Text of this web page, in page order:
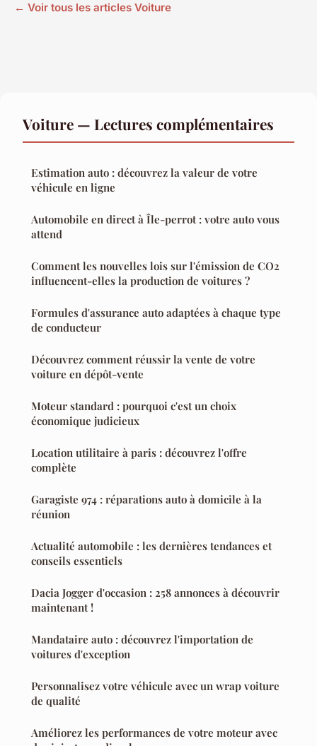
← Voir tous les articles Voiture
Voiture — Lectures complémentaires
Estimation auto : découvrez la valeur de votre
véhicule en ligne
Automobile en direct à Île-perrot : votre auto vous
attend
Comment les nouvelles lois sur l'émission de CO2
influencent-elles la production de voitures ?
Formules d'assurance auto adaptées à chaque type
de conducteur
Découvrez comment réussir la vente de votre
voiture en dépôt-vente
Moteur standard : pourquoi c'est un choix
économique judicieux
Location utilitaire à paris : découvrez l'offre
complète
Garagiste 974 : réparations auto à domicile à la
réunion
Actualité automobile : les dernières tendances et
conseils essentiels
Dacia Jogger d'occasion : 258 annonces à découvrir
maintenant !
Mandataire auto : découvrez l'importation de
voitures d'exception
Personnalisez votre véhicule avec un wrap voiture
de qualité
Améliorez les performances de votre moteur avec